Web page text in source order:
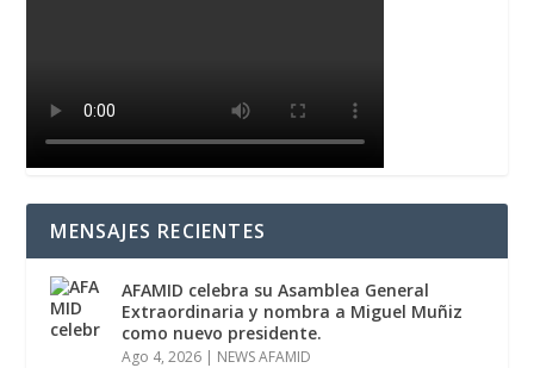
MENSAJES RECIENTES
AFAMID celebra su Asamblea General
Extraordinaria y nombra a Miguel Muñiz
como nuevo presidente.
Ago 4, 2026 | NEWS AFAMID